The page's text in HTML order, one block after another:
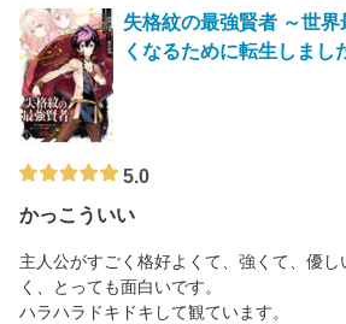
失格紋の最強賢者 ～世
くなるために転生しまし
5.0
かっこういい
主人公がすごく格好よくて、強くて、優
く、とっても面白いです。
ハラハラドキドキして観ています。